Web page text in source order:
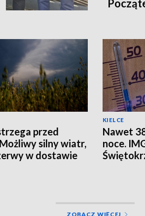
przed
silny wiatr,
w dostawie
KIELCE
Nawet
noce.
ZOBACZ WIĘCEJ